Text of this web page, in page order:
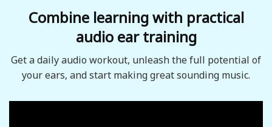
Combine learning with practical
audio ear training
Get a daily audio workout, unleash the full potential of
your ears, and start making great sounding music.